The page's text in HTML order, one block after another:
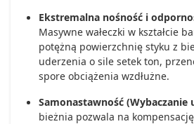
Ekstremalna nośność i
Masywne wałeczki w kształcie
potężną powierzchnię styku z
uderzenia o sile setek ton,
spore obciążenia wzdłużne.
Samonastawność (Wybaczanie
bieżnia pozwala na